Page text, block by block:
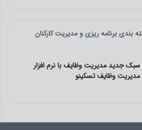
بندی برنامه ریزی و مدیریت کارکنان
چالش‌ های کار تیمی و راه‌ حل آن با نرم افزار
مدیریت وظایف تسکینو